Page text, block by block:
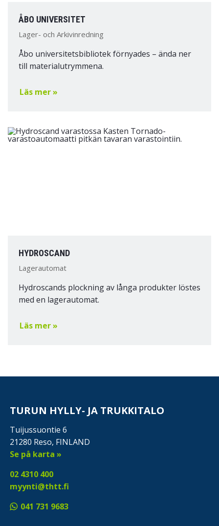
ÅBO UNIVERSITET
Lager- och Arkivinredning
Åbo universitetsbibliotek förnyades – ända ner
till materialutrymmena.
Läs mer »
HYDROSCAND
Lagerautomat
Hydroscands plockning av långa produkter löstes
med en lagerautomat.
Läs mer »
TURUN HYLLY- JA TRUKKITALO
Tuijussuontie 6
21280 Reso, FINLAND
Se på karta »
02 4310 400
myynti@thtt.fi
041 731 9683